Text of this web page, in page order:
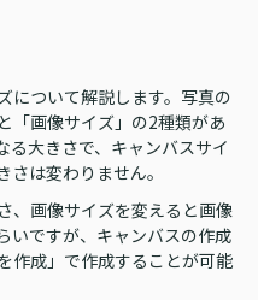
について解説します。写真の
「画像サイズ」の2種類があ
る大きさで、キャンバスサイ
は変わりません。
、画像サイズを変えると画像
いですが、キャンバスの作成
作成」で作成することが可能